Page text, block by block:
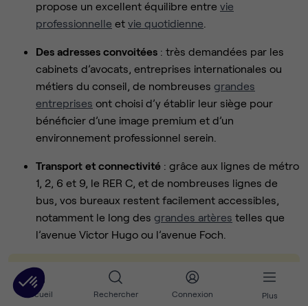
Accueil Rechercher Connexion Plus
propose un excellent équilibre entre vie
professionnelle et vie quotidienne
Des adresses convoitées : très demandées par les
cabinets d’avocats, entreprises internationales ou
métiers du conseil, de nombreuses grandes
entreprises ont choisi d’y établir leur siège pour
bénéficier d’une image premium et d’un
environnement professionnel serein.
Transport et connectivité : grâce aux lignes de métro
1, 2, 6 et 9, le RER C, et de nombreuses lignes de
bus, vos bureaux restent facilement accessibles,
notamment le long des grandes artères telles que
l’avenue Victor Hugo ou l’avenue Foch.
💡Bon à savoir
: Le 16e combine image de prestige,
confort et tranquillité tout en restant bien connecté au